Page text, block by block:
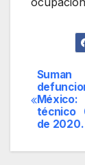
de
técnico
de 2020.